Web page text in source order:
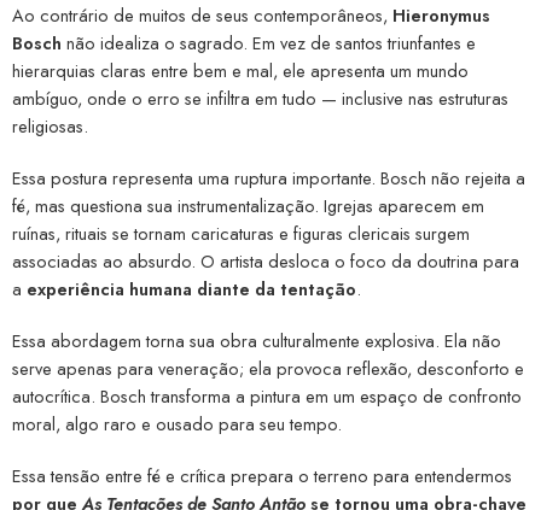
Ao contrário de muitos de seus contemporâneos, Hieronymus
Bosch não idealiza o sagrado. Em vez de santos triunfantes e
hierarquias claras entre bem e mal, ele apresenta um mundo
ambíguo, onde o erro se infiltra em tudo — inclusive nas estruturas
religiosas.
Essa postura representa uma ruptura importante. Bosch não rejeita a
fé, mas questiona sua instrumentalização. Igrejas aparecem em
ruínas, rituais se tornam caricaturas e figuras clericais surgem
associadas ao absurdo. O artista desloca o foco da doutrina para
a experiência humana diante da tentação.
Essa abordagem torna sua obra culturalmente explosiva. Ela não
serve apenas para veneração; ela provoca reflexão, desconforto e
autocrítica. Bosch transforma a pintura em um espaço de confronto
moral, algo raro e ousado para seu tempo.
Essa tensão entre fé e crítica prepara o terreno para entendermos
por queAs Tentações de Santo Antãose tornou uma obra-chave